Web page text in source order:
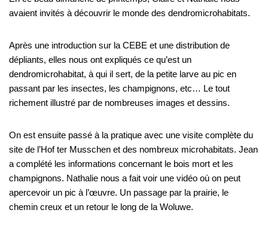
avaient invités à découvrir le monde des dendromicrohabitats.
Après une introduction sur la CEBE et une distribution de
dépliants, elles nous ont expliqués ce qu’est un
dendromicrohabitat, à qui il sert, de la petite larve au pic en
passant par les insectes, les champignons, etc… Le tout
richement illustré par de nombreuses images et dessins.
On est ensuite passé à la pratique avec une visite complète du
site de l’Hof ter Musschen et des nombreux microhabitats. Jean
a complété les informations concernant le bois mort et les
champignons. Nathalie nous a fait voir une vidéo où on peut
apercevoir un pic à l’œuvre. Un passage par la prairie, le
chemin creux et un retour le long de la Woluwe.